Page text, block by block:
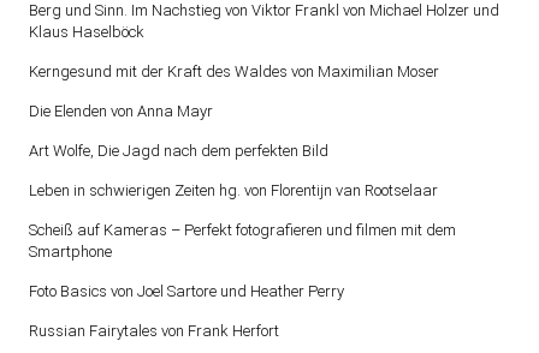
Berg und Sinn. Im Nachstieg von Viktor Frankl von Michael Holzer und
Klaus Haselböck
Kerngesund mit der Kraft des Waldes von Maximilian Moser
Die Elenden von Anna Mayr
Art Wolfe, Die Jagd nach dem perfekten Bild
Leben in schwierigen Zeiten hg. von Florentijn van Rootselaar
Scheiß auf Kameras – Perfekt fotografieren und filmen mit dem
Smartphone
Foto Basics von Joel Sartore und Heather Perry
Russian Fairytales von Frank Herfort